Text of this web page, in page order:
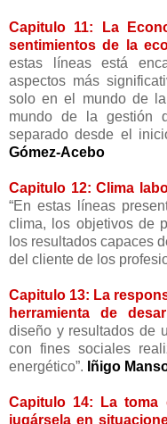
Capitulo 11: La
sentimientos de la
estas líneas está
aspectos más
solo en el mundo de
mundo de la gestión
separado desde el
Gómez-Acebo
Capitulo 12: Clima
“En estas líneas
clima, los objetivos de
los resultados capaces
del cliente de los
Capitulo 13: La
herramienta de
diseño y resultados de
con fines sociales
energético”. Iñigo
Capitulo 14: La toma
jugársela en